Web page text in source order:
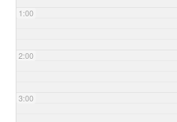
1:00
2:00
3:00